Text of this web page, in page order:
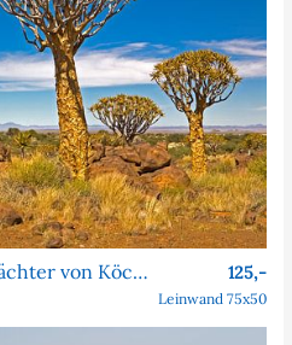
Namibian Sci-Fi – Die Wächter von Köcher Prime 125,-
Leinwand 75x50